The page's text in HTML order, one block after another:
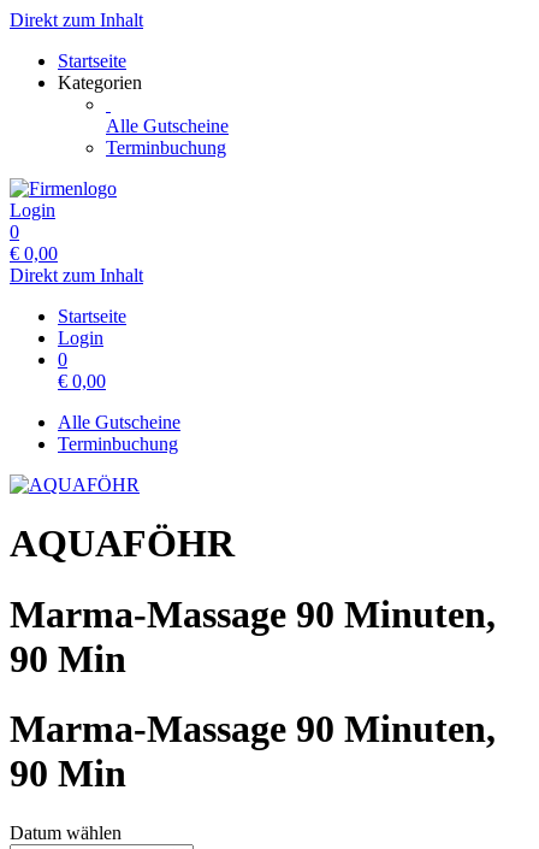
Direkt zum Inhalt
Startseite
Kategorien
Alle Gutscheine
Terminbuchung
Login
0
€ 0,00
Direkt zum Inhalt
Startseite
Login
0
€ 0,00
Alle Gutscheine
Terminbuchung
AQUAFÖHR
Marma-Massage 90 Minuten,
90 Min
Marma-Massage 90 Minuten,
90 Min
Datum wählen